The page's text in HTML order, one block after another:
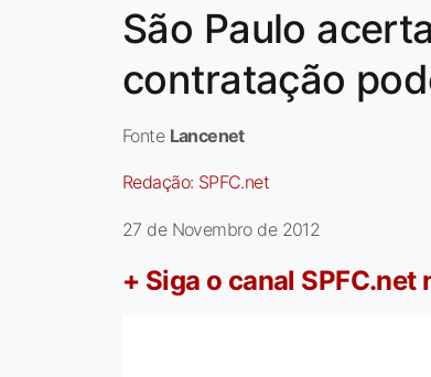
São Paulo
contratação
Fonte Lancenet
Redação: SPFC.net
27 de Novembro de 2012
+ Siga o canal